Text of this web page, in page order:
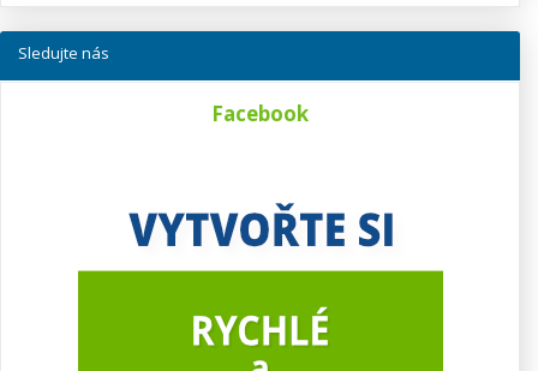
Sledujte nás
Facebook